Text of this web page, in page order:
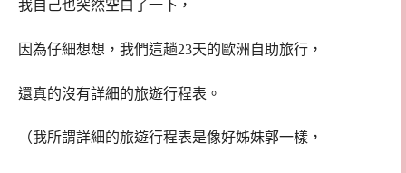
我自己也突然空白了一下，
因為仔細想想，我們這趟23天的歐洲自助旅行，
還真的沒有詳細的旅遊行程表。
（我所謂詳細的旅遊行程表是像好姊妹郭一樣，